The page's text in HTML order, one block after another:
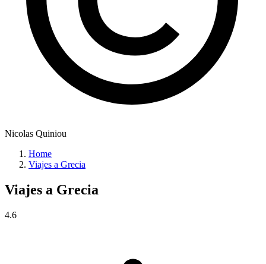
Nicolas Quiniou
Home
Viajes a Grecia
Viajes a Grecia
4.6